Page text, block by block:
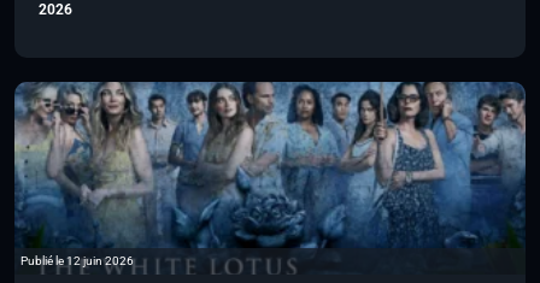
2026
Publié le 12 juin 2026